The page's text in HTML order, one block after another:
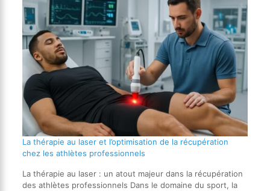
La thérapie au laser et l’optimisation de la récupération
chez les athlètes professionnels
La thérapie au laser : un atout majeur dans la récupération
des athlètes professionnels Dans le domaine du sport, la